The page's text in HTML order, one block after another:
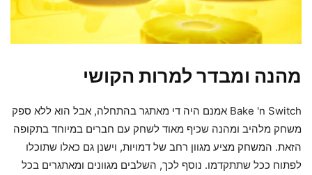
מהנה ומבדר למרות הקושי
Bake 'n Switch אמנם היה די מאתגר בהתחלה, אבל הוא ללא ספק
משחק מלהיב ומהנה שכיף מאוד לשחק עם חברים במיוחד בתקופה
הזאת. המשחק מציע מגוון רחב של דמויות, וישנן גם כאלו שתוכלו
לפתוח ככל שתתקדמו. נוסף לכך, השלבים מגוונים ומאתגרים בכל